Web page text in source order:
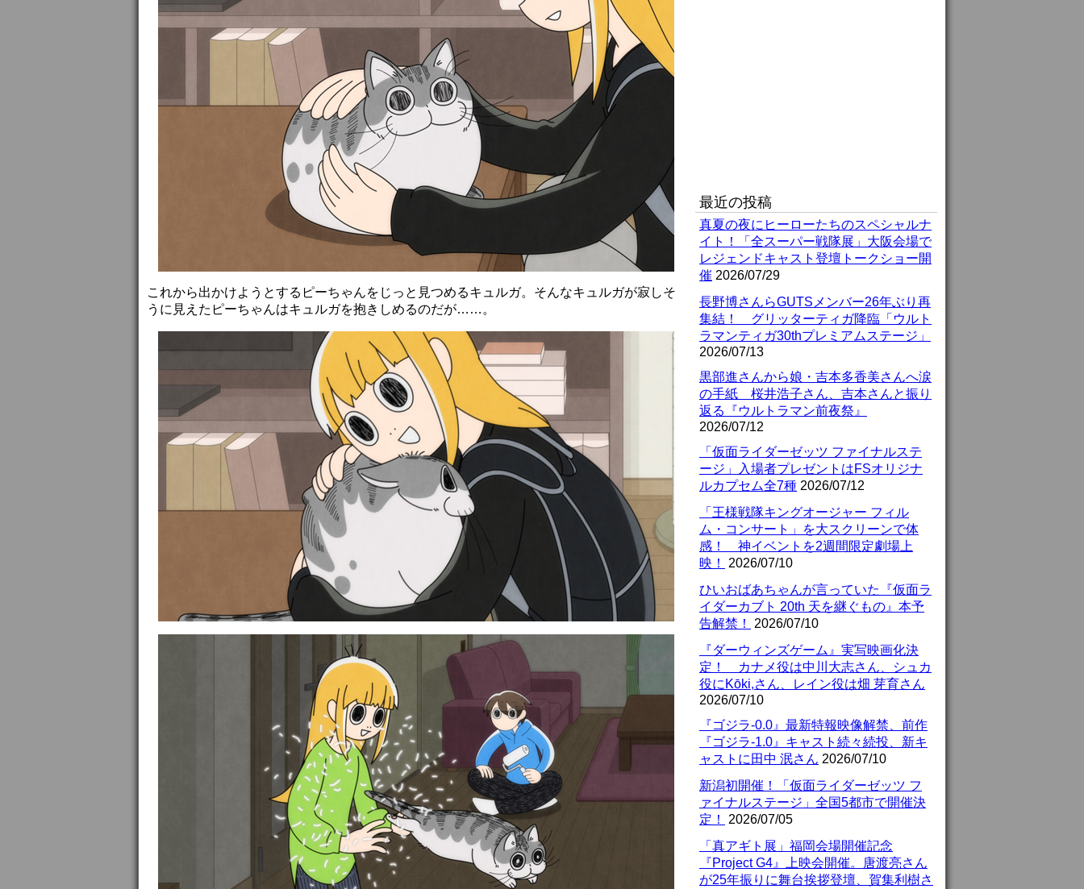
これから出かけようとするピーちゃんをじっと見つめるキュルガ。そんなキュルガが寂しそ
うに見えたピーちゃんはキュルガを抱きしめるのだが……。
最近の投稿
真夏の夜にヒーローたちのスペシャルナ
イト！「全スーパー戦隊展」大阪会場で
レジェンドキャスト登壇トークショー開
催 2026/07/29
長野博さんらGUTSメンバー26年ぶり再
集結！ グリッターティガ降臨「ウルト
ラマンティガ30thプレミアムステージ」
2026/07/13
黒部進さんから娘・吉本多香美さんへ涙
の手紙 桜井浩子さん、吉本さんと振り
返る『ウルトラマン前夜祭』
2026/07/12
「仮面ライダーゼッツ ファイナルステ
ージ」入場者プレゼントはFSオリジナ
ルカプセム全7種 2026/07/12
「王様戦隊キングオージャー フィル
ム・コンサート」を大スクリーンで体
感！ 神イベントを2週間限定劇場上
映！
2026/07/10
ひいおばあちゃんが言っていた『仮面ラ
イダーカブト 20th 天を継ぐもの』本予
告解禁！
2026/07/10
『ダーウィンズゲーム』実写映画化決
定！ カナメ役は中川大志さん、シュカ
役にKōki,さん、レイン役は畑 芽育さん
2026/07/10
『ゴジラ-0.0』最新特報映像解禁、前作
『ゴジラ-1.0』キャスト続々続投、新キ
ャストに田中 泯さん 2026/07/10
新潟初開催！「仮面ライダーゼッツ フ
ァイナルステージ」全国5都市で開催決
定！
2026/07/05
「真アギト展」福岡会場開催記念
『Project G4』上映会開催。唐渡亮さん
が25年振りに舞台挨拶登壇、賀集利樹さ